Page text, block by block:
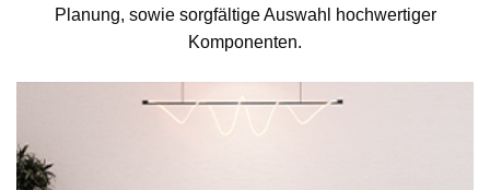
Planung, sowie sorgfältige Auswahl hochwertiger
Komponenten.